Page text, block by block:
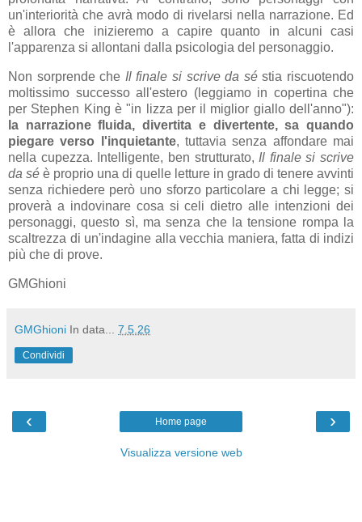
un'interiorità che avrà modo di rivelarsi nella narrazione. Ed
è allora che inizieremo a capire quanto in alcuni casi
l'apparenza si allontani dalla psicologia del personaggio.
Non sorprende che Il finale si scrive da séstia riscuotendo
moltissimo successo all'estero (leggiamo in copertina che
per Stephen King è "in lizza per il miglior giallo dell'anno"):
la narrazione fluida, divertita e divertente, sa quando
piegare verso l'inquietante, tuttavia senza affondare mai
nella cupezza. Intelligente, ben strutturato, Il finale si scrive
da sé è proprio una di quelle letture in grado di tenere avvinti
senza richiedere però uno sforzo particolare a chi legge; si
proverà a indovinare cosa si celi dietro alle intenzioni dei
personaggi, questo sì, ma senza che la tensione rompa la
scaltrezza di un'indagine alla vecchia maniera, fatta di indizi
più che di prove.
GMGhioni
GMGhioni In data... 7.5.26
Condividi
‹ ›
Home page
Visualizza versione web